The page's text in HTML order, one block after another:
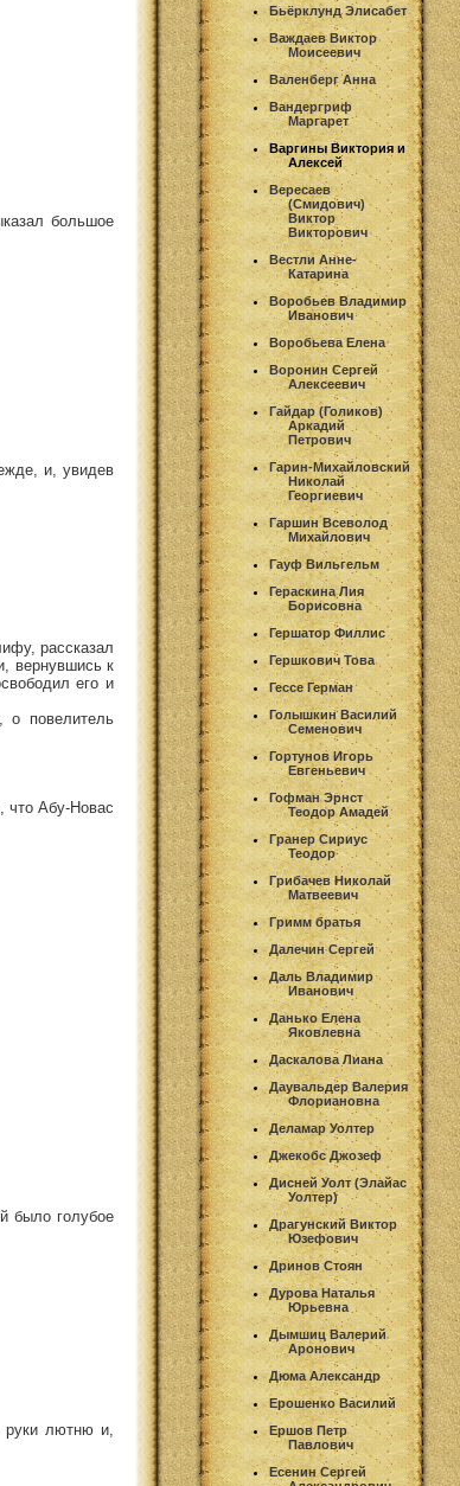
большое
и, увидев
рассказал
вернувшись к
его и
о повелитель
что Абу-Новас
было голубое
руки лютню и,
Бьёрклунд Элисабет
Важдаев Виктор
Моисеевич
Валенберг Анна
Вандергриф
Маргарет
Варгины Виктория и
Алексей
Вересаев
(Смидович)
Виктор
Викторович
Вестли Анне-
Катарина
Воробьев Владимир
Иванович
Воробьева Елена
Воронин Сергей
Алексеевич
Гайдар (Голиков)
Аркадий
Петрович
Гарин-Михайловский
Николай
Георгиевич
Гаршин Всеволод
Михайлович
Гауф Вильгельм
Гераскина Лия
Борисовна
Гершатор Филлис
Гершкович Това
Гессе Герман
Голышкин Василий
Семенович
Гортунов Игорь
Евгеньевич
Гофман Эрнст
Теодор Амадей
Гранер Сириус
Теодор
Грибачев Николай
Матвеевич
Гримм братья
Далечин Сергей
Даль Владимир
Иванович
Данько Елена
Яковлевна
Даскалова Лиана
Даувальдер Валерия
Флориановна
Деламар Уолтер
Джекобс Джозеф
Дисней Уолт (Элайас
Уолтер)
Драгунский Виктор
Юзефович
Дринов Стоян
Дурова Наталья
Юрьевна
Дымшиц Валерий
Аронович
Дюма Александр
Ерошенко Василий
Ершов Петр
Павлович
Есенин Сергей